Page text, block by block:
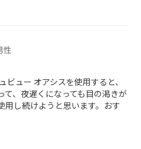
性
ュー オアシスを使用すると、
、夜遅くになっても目の渇きが
用し続けようと思います。おす